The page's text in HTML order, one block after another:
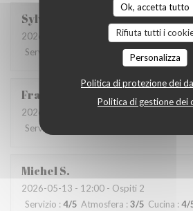
Ok, accetta tutto
Rifiuta tutti i
Personalizza
Politica di protezione dei
Politica di gestione dei
Sylvia
2026-05-12
- 12:15 - Ospiti 2
Servizio
Atmosfera:5/5 Cucina:5/5
Franck-Emmanuel R
2026-05-11
Servizio
MichelS
2026-05-13 - 12:00 - Ospiti 2
Servizio : 4/5 Atmosfera : 3/5 Cucina : 4/